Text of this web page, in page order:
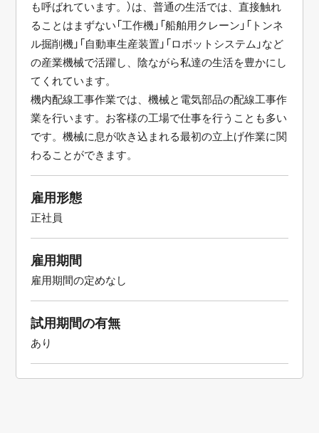
も呼ばれています。）は、普通の生活では、直接触れ
ることはまずない「工作機」「船舶用クレーン」「トンネ
ル掘削機」「自動車生産装置」「ロボットシステム」など
の産業機械で活躍し、陰ながら私達の生活を豊かにし
てくれています。
機内配線工事作業では、機械と電気部品の配線工事作
業を行います。お客様の工場で仕事を行うことも多い
です。機械に息が吹き込まれる最初の立上げ作業に関
わることができます。
雇用形態
正社員
雇用期間
雇用期間の定めなし
試用期間の有無
あり